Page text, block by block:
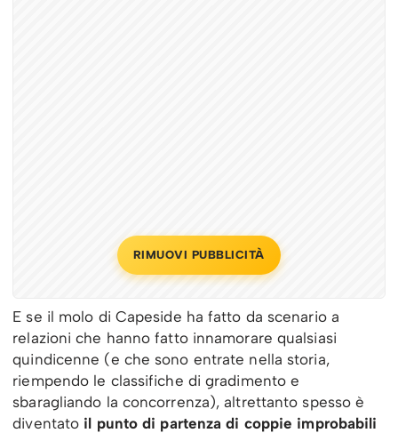
RIMUOVI PUBBLICITÀ
E se il molo di Capeside ha fatto da scenario a
relazioni che hanno fatto innamorare qualsiasi
quindicenne (e che sono entrate nella storia,
riempendo le classifiche di gradimento e
sbaragliando la concorrenza), altrettanto spesso è
diventato il punto di partenza di coppie improbabili